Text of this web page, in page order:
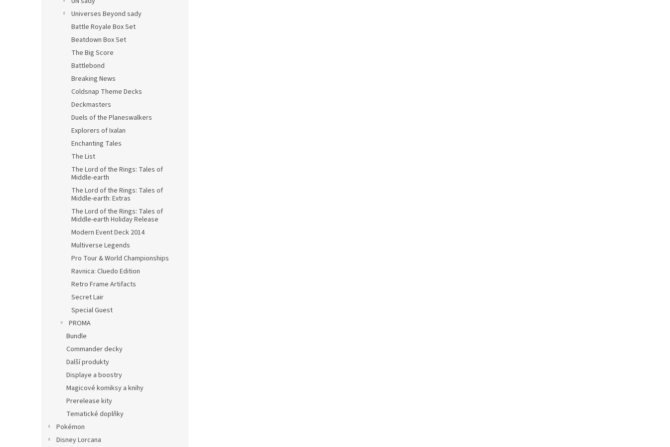
Universes Beyond sady
Battle Royale Box Set
Beatdown Box Set
The Big Score
Battlebond
Breaking News
Coldsnap Theme Decks
Deckmasters
Duels of the Planeswalkers
Explorers of Ixalan
Enchanting Tales
The List
The Lord of the Rings: Tales of
Middle-earth
The Lord of the Rings: Tales of
Middle-earth: Extras
The Lord of the Rings: Tales of
Middle-earth Holiday Release
Modern Event Deck 2014
Multiverse Legends
Pro Tour & World Championships
Ravnica: Cluedo Edition
Retro Frame Artifacts
Secret Lair
Special Guest
PROMA
Bundle
Commander decky
Další produkty
Displaye a boostry
Magicové komiksy a knihy
Prerelease kity
Tematické doplňky
Pokémon
Disney Lorcana